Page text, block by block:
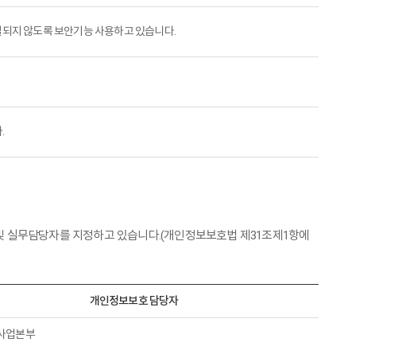
지 않도록 보안기능 사용하고 있습니다.
무담당자를 지정하고 있습니다.(개인정보보호법 제31조제1항에
개인정보보호 담당자
업본부